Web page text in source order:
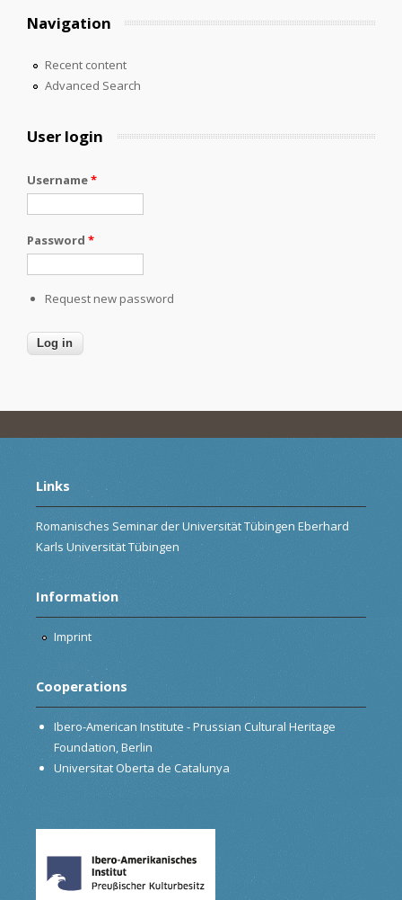
Navigation
Recent content
Advanced Search
User login
Username*
Password *
Request new password
Links
Romanisches Seminar der Universität Tübingen Eberhard
Karls Universität Tübingen
Information
Imprint
Cooperations
Ibero-American Institute - Prussian Cultural Heritage
Foundation, Berlin
Universitat Oberta de Catalunya